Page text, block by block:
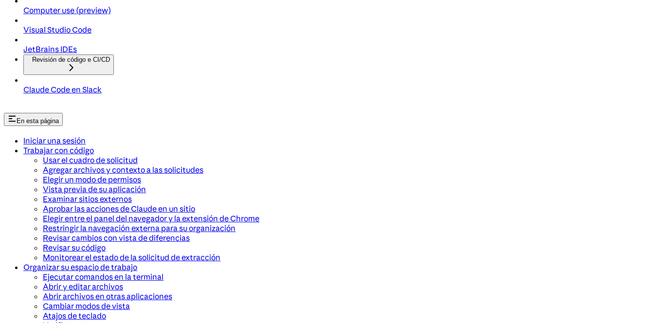
Computer use (preview)
Visual Studio Code
JetBrains IDEs
Revisión de código e CI/CD
Claude Code en Slack
En esta página
Iniciar una sesión
Trabajar con código
Usar el cuadro de solicitud
Agregar archivos y contexto a las solicitudes
Elegir un modo de permisos
Vista previa de su aplicación
Examinar sitios externos
Aprobar las acciones de Claude en un sitio
Elegir entre el panel del navegador y la extensión de Chrome
Restringir la navegación externa para su organización
Revisar cambios con vista de diferencias
Revisar su código
Monitorear el estado de la solicitud de extracción
Organizar su espacio de trabajo
Ejecutar comandos en la terminal
Abrir y editar archivos
Abrir archivos en otras aplicaciones
Cambiar modos de vista
Atajos de teclado